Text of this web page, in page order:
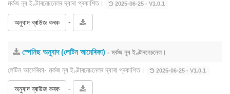
মৰ্কজ নূৰ ইণ্টাৰনেচনেলৰ দ্বাৰা প্ৰকাশিত। 2025-06-25 - V1.0.1
অনুবাদ ব্ৰাউজ কৰক -
স্পেনিছ অনুবাদ (লেটিন আমেৰিকা) - মৰ্কজ নূৰ ইণ্টাৰনেচনেল।
লেটিন আমেৰিকা- মৰ্কজ নূৰ ইণ্টাৰনেচনেলৰ দ্বাৰা প্ৰকাশিত। 2025-06-25 - V1.0.1
অনুবাদ ব্ৰাউজ কৰক -